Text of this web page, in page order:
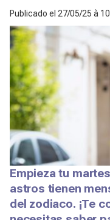
Publicado el 27/05/25 à
Empieza tu
astros tienen
del zodiaco. ¡Te